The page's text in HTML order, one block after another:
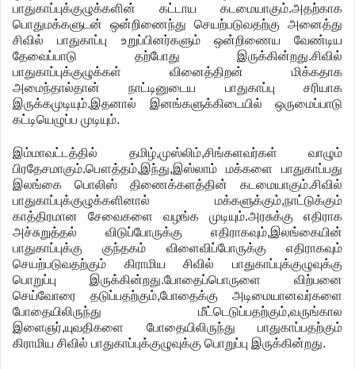
பாதுகாப்புக்குழுக்களின்
கட்டாய கடமையாகும்.அதற்காக
பொதுமக்களுடன்
ஒன்றிணைந்து செயற்படுவதற்கு அனைத்து
சிவில்
பாதுகாப்பு உறுப்பினர்களும் ஒன்றிணைய
வேண்டிய
தேவைப்பாடு
தற்போது இருக்கின்றது.சிவில்
பாதுகாப்புக்குழுக்கள்
வினைத்திறன்
மிக்கதாக
அமைந்தால்தான்
நாட்டினுடைய பாதுகாப்பு
சரியாக
இருக்கமுடியும்.இதனால் இனங்களுக்கிடையில்
ஒருமைப்பாடு
கட்டியெழுப்ப முடியும்.
இம்மாவட்டத்தில் தமிழ்,முஸ்லிம்,சிங்களவர்கள்
வாழும்
பிரதேசமாகும்.பௌத்தம்,இந்து,இஸ்லாம் மக்களை
பாதுகாப்பது
இலங்கை
பொலிஸ் திணைக்களத்தின் கடமையாகும்.சிவில்
பாதுகாப்புக்குழுக்களினால்
மக்களுக்கும்,நாட்டுக்கும்
காத்திரமான
சேவைகளை வழங்க முடியும்.அரசுக்கு
எதிராக
அச்சுறுத்தல்
விடுப்போருக்கு எதிராகவும்,இலங்கையின்
பாதுகாப்புக்கு
குந்தகம் விளைவிப்போருக்கு
எதிராகவும்
செயற்படுவதற்கும்
கிராமிய சிவில்
பாதுகாப்புக்குழுவுக்கு
பொறுப்பு
இருக்கின்றது.போதைப்பொருளை
விற்பனை
செய்வோரை
தடுப்பதற்கும்,போதைக்கு
அடிமையானவர்களை
போதையிலிருந்து
மீட்டெடுப்பதற்கும்,வருங்கால
இளைஞர்,யுவதிகளை போதையிலிருந்து
பாதுகாப்பதற்கும்
கிராமிய சிவில் பாதுகாப்புக்குழுவுக்கு பொறுப்பு இருக்கின்றது.